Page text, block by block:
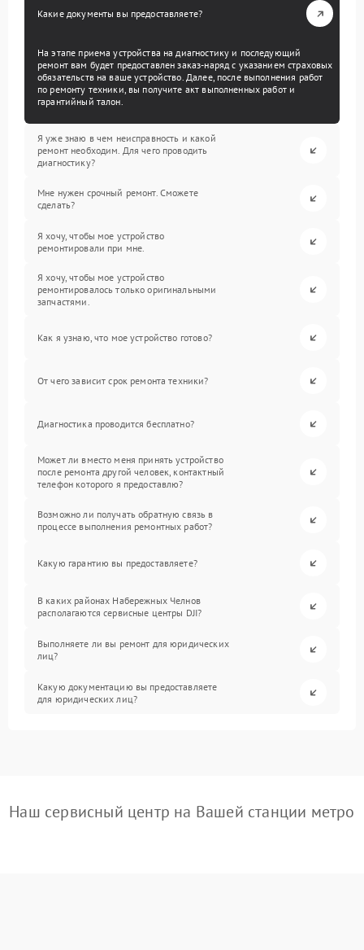
Какие документы вы предоставляете?
На этапе приема устройства на диагностику и последующий
ремонт вам будет предоставлен заказ-наряд с указанием страховых
обязательств на ваше устройство. Далее, после выполнения работ
по ремонту техники, вы получите акт выполненных работ и
гарантийный талон.
Я уже знаю в чем неисправность и какой
ремонт необходим. Для чего проводить
диагностику?
Мне нужен срочный ремонт. Сможете
сделать?
Я хочу, чтобы мое устройство
ремонтировали при мне.
Я хочу, чтобы мое устройство
ремонтировалось только оригинальными
запчастями.
Как я узнаю, что мое устройство готово?
От чего зависит срок ремонта техники?
Диагностика проводится бесплатно?
Может ли вместо меня принять устройство
после ремонта другой человек, контактный
телефон которого я предоставлю?
Возможно ли получать обратную связь в
процессе выполнения ремонтных работ?
Какую гарантию вы предоставляете?
В каких районах Набережных Челнов
располагаются сервисные центры DJI?
Выполняете ли вы ремонт для юридических
лиц?
Какую документацию вы предоставляете
для юридических лиц?
Наш сервисный центр на Вашей станции метро